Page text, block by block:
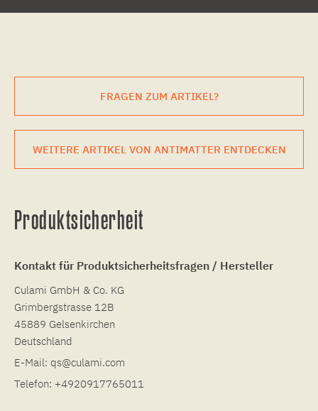
FRAGEN ZUM ARTIKEL?
WEITERE ARTIKEL VON ANTIMATTER ENTDECKEN
Produktsicherheit
Kontakt für Produktsicherheitsfragen / Hersteller
Culami GmbH & Co. KG
Grimbergstrasse 12B
45889 Gelsenkirchen
Deutschland
E-Mail: qs@culami.com
Telefon: +4920917765011